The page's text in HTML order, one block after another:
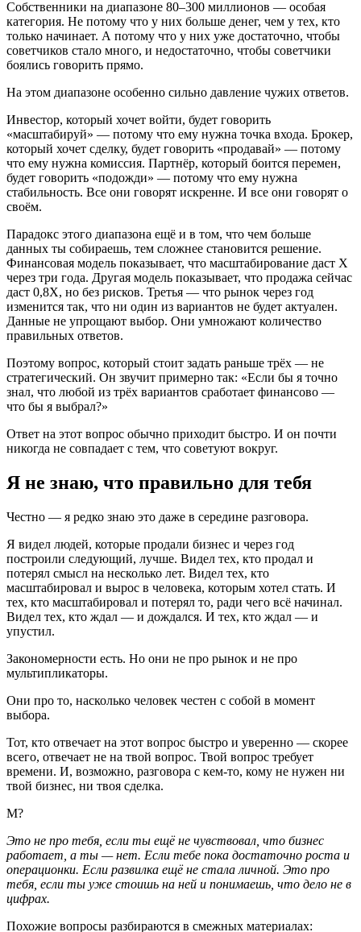
Собственники на диапазоне 80–300 миллионов — особая
категория. Не потому что у них больше денег, чем у тех, кто
только начинает. А потому что у них уже достаточно, чтобы
советчиков стало много, и недостаточно, чтобы советчики
боялись говорить прямо.
На этом диапазоне особенно сильно давление чужих ответов.
Инвестор, который хочет войти, будет говорить
«масштабируй» — потому что ему нужна точка входа. Брокер,
который хочет сделку, будет говорить «продавай» — потому
что ему нужна комиссия. Партнёр, который боится перемен,
будет говорить «подожди» — потому что ему нужна
стабильность. Все они говорят искренне. И все они говорят о
своём.
Парадокс этого диапазона ещё и в том, что чем больше
данных ты собираешь, тем сложнее становится решение.
Финансовая модель показывает, что масштабирование даст X
через три года. Другая модель показывает, что продажа сейчас
даст 0,8X, но без рисков. Третья — что рынок через год
изменится так, что ни один из вариантов не будет актуален.
Данные не упрощают выбор. Они умножают количество
правильных ответов.
Поэтому вопрос, который стоит задать раньше трёх — не
стратегический. Он звучит примерно так: «Если бы я точно
знал, что любой из трёх вариантов сработает финансово —
что бы я выбрал?»
Ответ на этот вопрос обычно приходит быстро. И он почти
никогда не совпадает с тем, что советуют вокруг.
Я не знаю, что правильно для тебя
Честно — я редко знаю это даже в середине разговора.
Я видел людей, которые продали бизнес и через год
построили следующий, лучше. Видел тех, кто продал и
потерял смысл на несколько лет. Видел тех, кто
масштабировал и вырос в человека, которым хотел стать. И
тех, кто масштабировал и потерял то, ради чего всё начинал.
Видел тех, кто ждал — и дождался. И тех, кто ждал — и
упустил.
Закономерности есть. Но они не про рынок и не про
мультипликаторы.
Они про то, насколько человек честен с собой в момент
выбора.
Тот, кто отвечает на этот вопрос быстро и уверенно — скорее
всего, отвечает не на твой вопрос. Твой вопрос требует
времени. И, возможно, разговора с кем-то, кому не нужен ни
твой бизнес, ни твоя сделка.
М?
Это не про тебя, если ты ещё не чувствовал, что бизнес
работает, а ты — нет. Если тебе пока достаточно роста и
операционки. Если развилка ещё не стала личной. Это про
тебя, если ты уже стоишь на ней и понимаешь, что дело не в
цифрах.
Похожие вопросы разбираются в смежных материалах: